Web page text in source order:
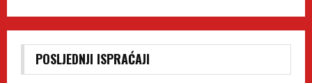
POSLJEDNJI ISPRAĆAJI